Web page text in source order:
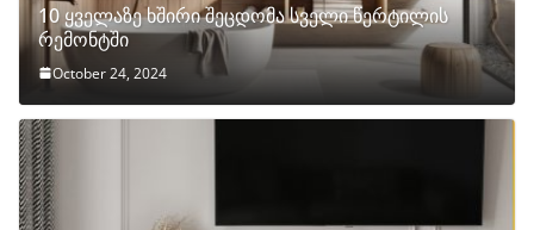
10 ყველაზე ხშირი შეცდომა სველი წერტილის
რემონტში
October 24, 2024